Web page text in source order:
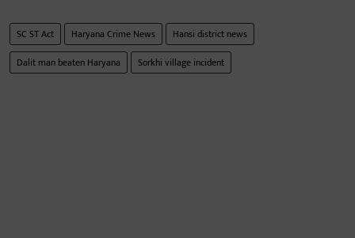
SC ST Act Haryana Crime News
Hansi district news
Dalit man beaten Haryana
Sorkhi village incident